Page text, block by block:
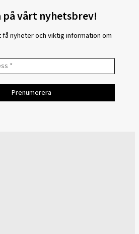
på vårt nyhetsbrev!
få nyheter och viktig information om